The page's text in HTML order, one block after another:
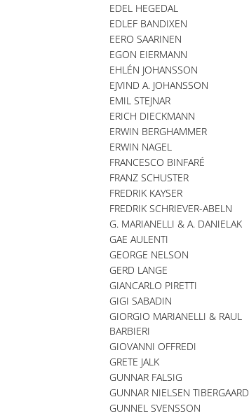
EDEL HEGEDAL
EDLEF BANDIXEN
EERO SAARINEN
EGON EIERMANN
EHLÉN JOHANSSON
EJVIND A. JOHANSSON
EMIL STEJNAR
ERICH DIECKMANN
ERWIN BERGHAMMER
ERWIN NAGEL
FRANCESCO BINFARÉ
FRANZ SCHUSTER
FREDRIK KAYSER
FREDRIK SCHRIEVER-ABELN
G. MARIANELLI & A. DANIELAK
GAE AULENTI
GEORGE NELSON
GERD LANGE
GIANCARLO PIRETTI
GIGI SABADIN
GIORGIO MARIANELLI & RAUL
BARBIERI
GIOVANNI OFFREDI
GRETE JALK
GUNNAR FALSIG
GUNNAR NIELSEN TIBERGAARD
GUNNEL SVENSSON